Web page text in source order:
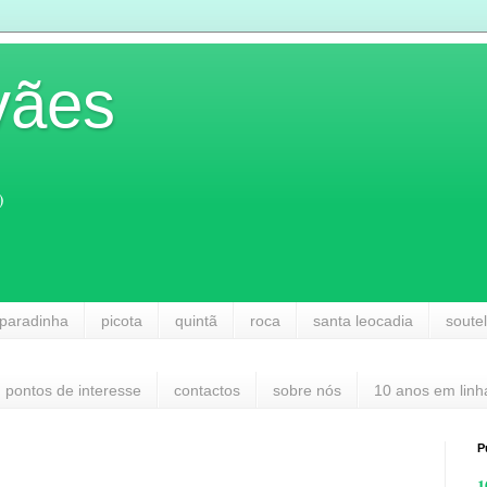
picota quintã roca santa leocadia
pontos de interesse contactos sobre nós 10 anos em